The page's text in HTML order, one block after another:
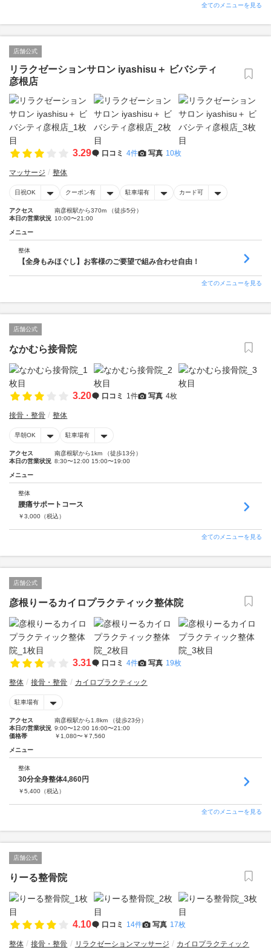
全てのメニューを見る
店舗公式
リラクゼーションサロン iyashisu＋ ビバシティ
彦根店
3.29 口コミ 4件 写真 10枚
マッサージ 整体
日祝OK クーポン有 駐車場有 カード可
アクセス
南彦根駅から370m （徒歩5分）
本日の営業状況 10:00〜21:00
メニュー
整体
【全身もみほぐし】お客様のご要望で組み合わせ自由！
全てのメニューを見る
店舗公式
なかむら接骨院
3.20 口コミ 1件 写真 4枚
接骨・整骨 整体
早朝OK 駐車場有
アクセス
南彦根駅から1km （徒歩13分）
本日の営業状況 8:30〜12:00 15:00〜19:00
メニュー
整体
腰痛サポートコース
￥3,000 （税込）
全てのメニューを見る
店舗公式
彦根りーるカイロプラクティック整体院
3.31 口コミ 4件 写真 19枚
整体 接骨・整骨 カイロプラクティック
駐車場有
アクセス
南彦根駅から1.8km （徒歩23分）
本日の営業状況 9:00〜12:00 16:00〜21:00
価格帯
￥1,080〜￥7,560
メニュー
整体
30分全身整体4,860円
￥5,400 （税込）
全てのメニューを見る
店舗公式
りーる整骨院
4.10 口コミ 14件 写真 17枚
整体 接骨・整骨 リラクゼーションマッサージ カイロプラクティック